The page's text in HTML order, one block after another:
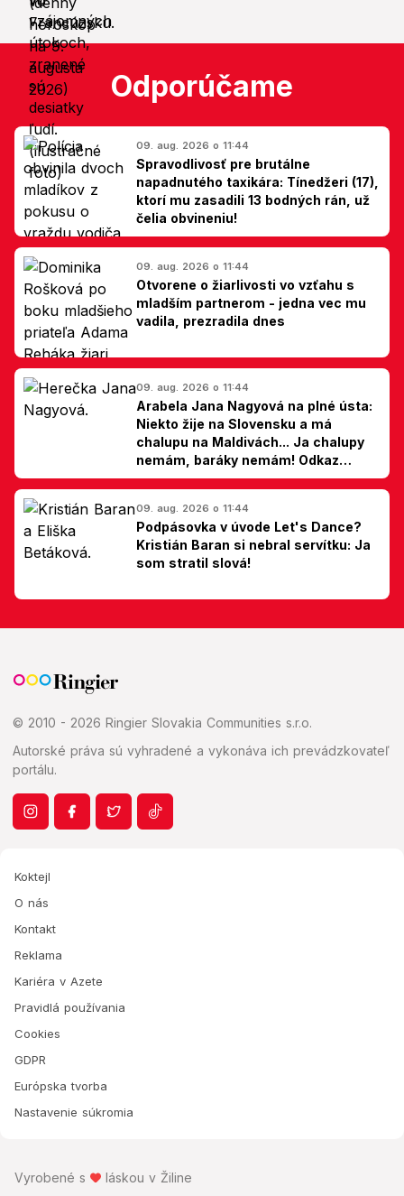
Odporúčame
09. aug. 2026 o 11:44
Spravodlivosť pre brutálne
napadnutého taxikára: Tínedžeri (17),
ktorí mu zasadili 13 bodných rán, už
čelia obvineniu!
09. aug. 2026 o 11:44
Otvorene o žiarlivosti vo vzťahu s
mladším partnerom - jedna vec mu
vadila, prezradila dnes
09. aug. 2026 o 11:44
Arabela Jana Nagyová na plné ústa:
Niekto žije na Slovensku a má
chalupu na Maldivách... Ja chalupy
nemám, baráky nemám! Odkaz
Slovákom
09. aug. 2026 o 11:44
Podpásovka v úvode Let's Dance?
Kristián Baran si nebral servítku: Ja
som stratil slová!
© 2010 - 2026 Ringier Slovakia Communities s.r.o.
Autorské práva sú vyhradené a vykonáva ich prevádzkovateľ
portálu.
Koktejl
O nás
Kontakt
Reklama
Kariéra v Azete
Pravidlá používania
Cookies
GDPR
Európska tvorba
Nastavenie súkromia
Vyrobené s láskou v Žiline